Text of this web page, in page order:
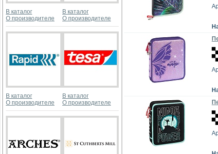
В каталог
О производителе
В каталог
О производителе
В каталог
О производителе
В каталог
О производителе